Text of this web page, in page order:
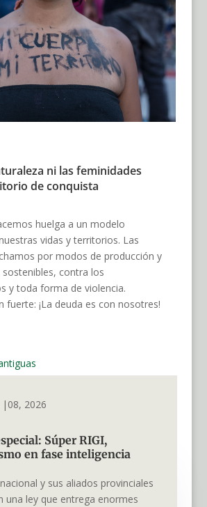
ni las feminidades
de conquista
huelga a un modelo
vidas y territorios. Las
por modos de producción y
contra los
y toda forma de violencia.
fuerte: ¡La deuda es con nosotres!
|08, 2026
Súper RIGI,
en fase inteligencia
y sus aliados provinciales
una ley que entrega enormes